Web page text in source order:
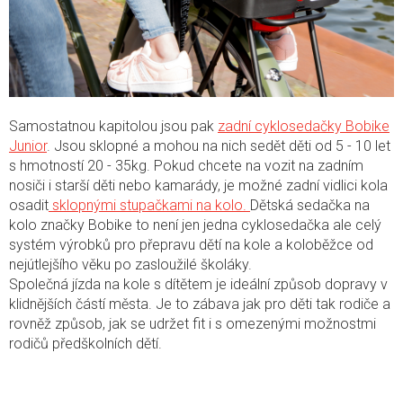
Samostatnou kapitolou jsou pak zadní cyklosedačky Bobike
Junior. Jsou sklopné a mohou na nich sedět děti od 5 - 10 let
s hmotností 20 - 35kg. Pokud chcete na vozit na zadním
nosiči i starší děti nebo kamarády, je možné zadní vidlici kola
osadit sklopnými stupačkami na kolo. Dětská sedačka na
kolo značky Bobike to není jen jedna cyklosedačka ale celý
systém výrobků pro přepravu dětí na kole a koloběžce od
nejútlejšího věku po zasloužilé školáky.
Společná jízda na kole s dítětem je ideální způsob dopravy v
klidnějších částí města. Je to zábava jak pro děti tak rodiče a
rovněž způsob, jak se udržet fit i s omezenými možnostmi
rodičů předškolních dětí.